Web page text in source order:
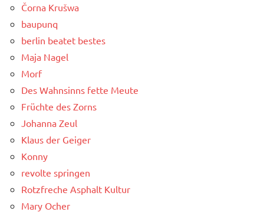
Čorna Krušwa
baupunq
berlin beatet bestes
Maja Nagel
Morf
Des Wahnsinns fette Meute
Früchte des Zorns
Johanna Zeul
Klaus der Geiger
Konny
revolte springen
Rotzfreche Asphalt Kultur
Mary Ocher